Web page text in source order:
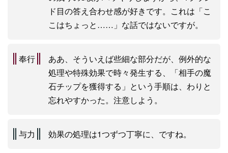
ド目の答え合わせ感が好きです。これは「こ
こはちょっと……」な話ではないですが。
奉行
ああ、そういえば些細な部分だが、例外的な
処理や特殊効果で時々発生する、「相手の魔
石チップを獲得する」という手順は、わりと
忘れやすかった。注意しよう。
与力 効果の処理は1つずつ丁寧に、ですね。